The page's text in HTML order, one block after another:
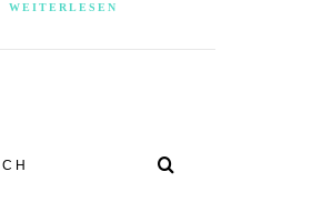
WEITERLESEN